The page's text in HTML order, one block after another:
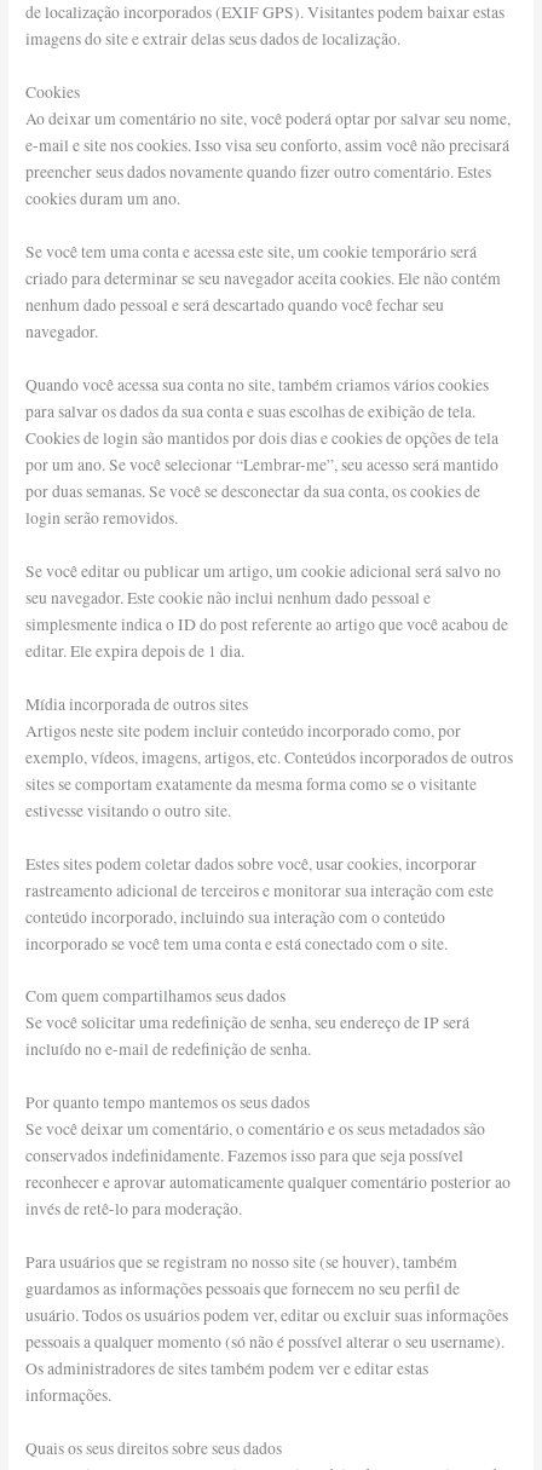
de localização incorporados (EXIF GPS). Visitantes podem baixar estas
imagens do site e extrair delas seus dados de localização.
Cookies
Ao deixar um comentário no site, você poderá optar por salvar seu nome,
e-mail e site nos cookies. Isso visa seu conforto, assim você não precisará
preencher seus dados novamente quando fizer outro comentário. Estes
cookies duram um ano.
Se você tem uma conta e acessa este site, um cookie temporário será
criado para determinar se seu navegador aceita cookies. Ele não contém
nenhum dado pessoal e será descartado quando você fechar seu
navegador.
Quando você acessa sua conta no site, também criamos vários cookies
para salvar os dados da sua conta e suas escolhas de exibição de tela.
Cookies de login são mantidos por dois dias e cookies de opções de tela
por um ano. Se você selecionar “Lembrar-me”, seu acesso será mantido
por duas semanas. Se você se desconectar da sua conta, os cookies de
login serão removidos.
Se você editar ou publicar um artigo, um cookie adicional será salvo no
seu navegador. Este cookie não inclui nenhum dado pessoal e
simplesmente indica o ID do post referente ao artigo que você acabou de
editar. Ele expira depois de 1 dia.
Mídia incorporada de outros sites
Artigos neste site podem incluir conteúdo incorporado como, por
exemplo, vídeos, imagens, artigos, etc. Conteúdos incorporados de outros
sites se comportam exatamente da mesma forma como se o visitante
estivesse visitando o outro site.
Estes sites podem coletar dados sobre você, usar cookies, incorporar
rastreamento adicional de terceiros e monitorar sua interação com este
conteúdo incorporado, incluindo sua interação com o conteúdo
incorporado se você tem uma conta e está conectado com o site.
Com quem compartilhamos seus dados
Se você solicitar uma redefinição de senha, seu endereço de IP será
incluído no e-mail de redefinição de senha.
Por quanto tempo mantemos os seus dados
Se você deixar um comentário, o comentário e os seus metadados são
conservados indefinidamente. Fazemos isso para que seja possível
reconhecer e aprovar automaticamente qualquer comentário posterior ao
invés de retê-lo para moderação.
Para usuários que se registram no nosso site (se houver), também
guardamos as informações pessoais que fornecem no seu perfil de
usuário. Todos os usuários podem ver, editar ou excluir suas informações
pessoais a qualquer momento (só não é possível alterar o seu username).
Os administradores de sites também podem ver e editar estas
informações.
Quais os seus direitos sobre seus dados